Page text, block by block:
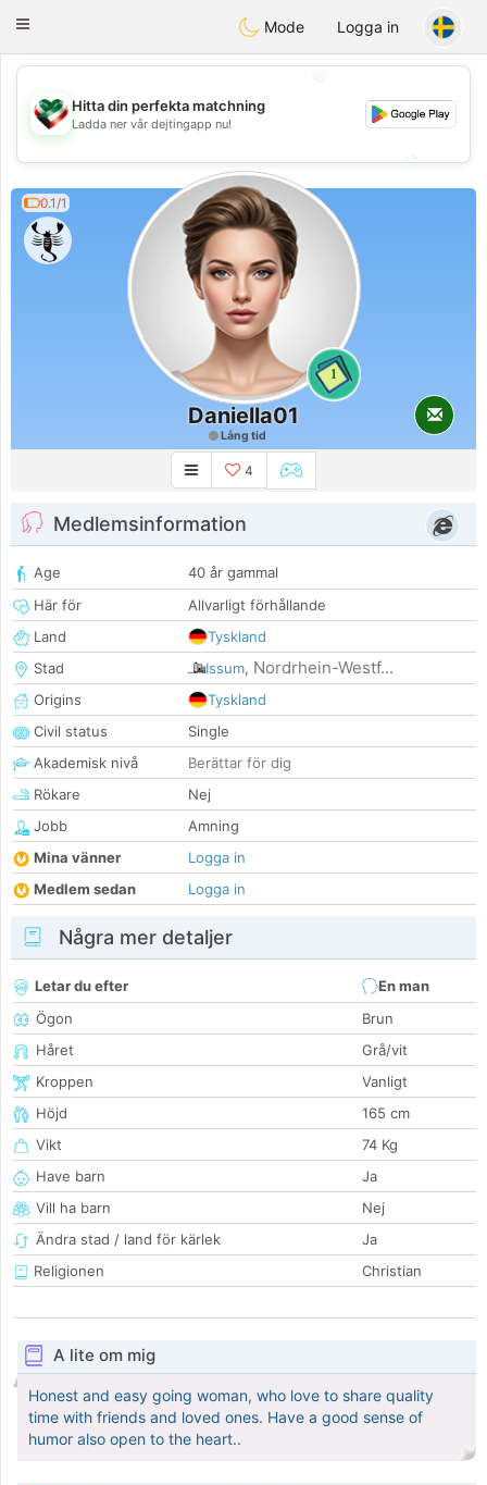
KuwaitChat
Toggle
Mode Logga in
💖
💕
Hitta din perfekta matchning
Ladda ner vår dejtingapp nu!
0.1/1
1
Daniella01
Lång tid
4
Medlemsinformation
Age
40 år gammal
Här för
Allvarligt förhållande
Land
Tyskland
Stad
Issum, Nordrhein-Westf...
Origins
Tyskland
Civil status
Single
Akademisk nivå
Berättar för dig
Rökare
Nej
Jobb
Amning
Mina vänner
Logga in
Medlem sedan
Logga in
Några mer detaljer
Letar du efter
En man
Ögon
Brun
Håret
Grå/vit
Kroppen
Vanligt
Höjd
165 cm
Vikt
74 Kg
Have barn
Ja
Vill ha barn
Nej
Ändra stad / land för kärlek
Ja
Religionen
Christian
A lite om mig
Honest and easy going woman, who love to share quality
time with friends and loved ones. Have a good sense of
humor also open to the heart..